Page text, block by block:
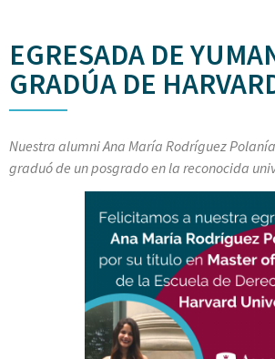
EGRESADA DE
GRADÚA DE
Nuestra alumni Ana María Rodríguez
graduó de un posgrado en la reconocida